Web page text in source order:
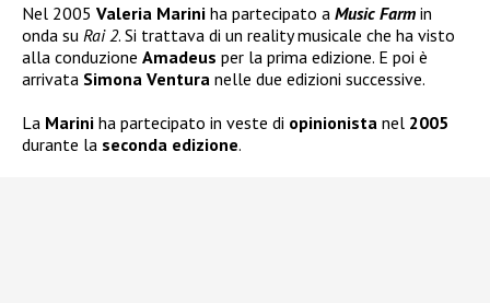
Nel 2005 Valeria Marini ha partecipato a Music Farm in
onda su Rai 2. Si trattava di un reality musicale che ha visto
alla conduzione Amadeus per la prima edizione. E poi è
arrivata Simona Ventura nelle due edizioni successive.
La Marini ha partecipato in veste di opinionista nel 2005
durante la seconda edizione.